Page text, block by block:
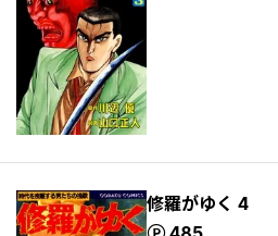
修羅がゆく 4